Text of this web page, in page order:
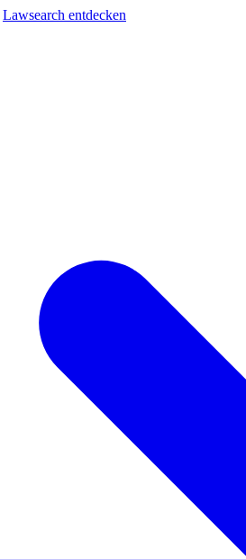
Lawsearch entdecken